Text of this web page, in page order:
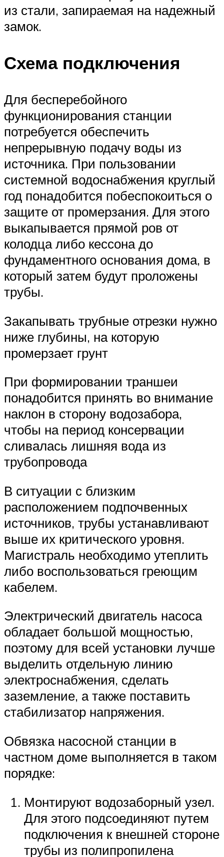
из стали, запираемая на надежный
замок.
Схема подключения
Для бесперебойного
функционирования станции
потребуется обеспечить
непрерывную подачу воды из
источника. При пользовании
системной водоснабжения круглый
год понадобится побеспокоиться о
защите от промерзания. Для этого
выкапывается прямой ров от
колодца либо кессона до
фундаментного основания дома, в
который затем будут проложены
трубы.
Закапывать трубные отрезки нужно
ниже глубины, на которую
промерзает грунт
При формировании траншеи
понадобится принять во внимание
наклон в сторону водозабора,
чтобы на период консервации
сливалась лишняя вода из
трубопровода
В ситуации с близким
расположением подпочвенных
источников, трубы устанавливают
выше их критического уровня.
Магистраль необходимо утеплить
либо воспользоваться греющим
кабелем.
Электрический двигатель насоса
обладает большой мощностью,
поэтому для всей установки лучше
выделить отдельную линию
электроснабжения, сделать
заземление, а также поставить
стабилизатор напряжения.
Обвязка насосной станции в
частном доме выполняется в таком
порядке:
Монтируют водозаборный узел.
Для этого подсоединяют путем
подключения к внешней стороне
трубы из полипропилена